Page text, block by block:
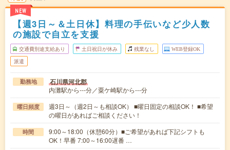
NEW
【週3日～＆土日休】料理の手伝いなど少人数
の施設で自立を支援
交通費別途支給あり 土日祝日が休み 残業なし WEB登録OK
派遣
勤務地 石川県河北郡
内灘駅から---分／粟ケ崎駅から---分
曜日頻度
週3日～（週2日～も相談OK） ■曜日固定の相談OK！ ■希望
の曜日があればご相談ください！
時間
9:00～18:00（休憩60分）■ご希望があれば下記シフトも
OK！早番 7:00～16:00遅番 …